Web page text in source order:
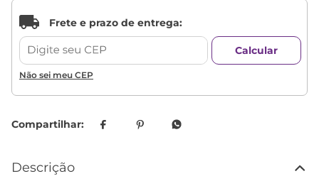
Não sei meu CEP
Descrição